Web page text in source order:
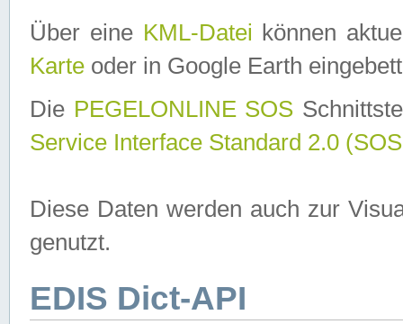
Über eine KML-Datei können
Karte oder in Google Earth
Die PEGELONLINE SOS
Service Interface Standard 2.0
Diese Daten werden auch zur
genutzt.
EDIS Dict-API